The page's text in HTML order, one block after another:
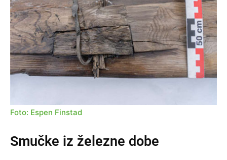
Foto: Espen Finstad
Smučke iz železne dobe